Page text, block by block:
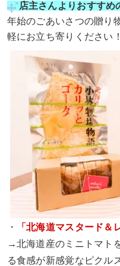
店主さんよりおすすめ
年始のごあいさつの贈り
軽にお立ち寄りください！
・ 「北海道マスタード＆
→北海道産のミニトマト
る食感が新感覚なピクル